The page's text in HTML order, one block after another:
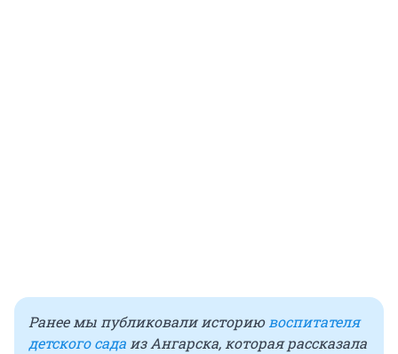
Ранее мы публиковали историювоспитателя
детского сада из Ангарска, которая рассказала